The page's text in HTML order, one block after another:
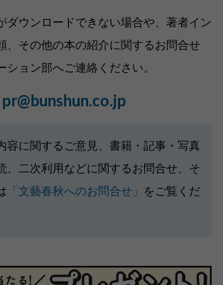
ダウンロードできない場合や、著者イン
、その他の本の紹介に関するお問合せ
ション部へご連絡ください。
pr@bunshun.co.jp
容に関するご意見、書籍・記事・写真
、二次利用などに関するお問合せ、そ
「文藝春秋へのお問合せ」
をご覧くだ